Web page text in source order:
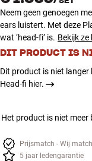
Winkels
Klantenservice
Inloggen
Neem geen genoegen
ears luistert. Met deze
wat ‘head-fi’ is. Bekijk ze
DIT PRODUCT IS
Dit product is niet langer
Head-fi hier.
Het product is niet meer
Prijsmatch - Wij
5 jaar ledengarantie